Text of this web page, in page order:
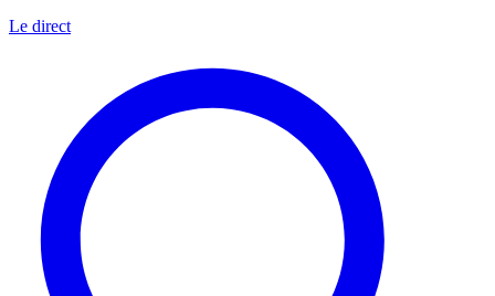
Le direct